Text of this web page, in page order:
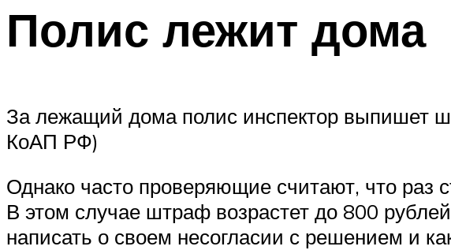
Полис лежит дома
За лежащий дома полис инспектор выпишет
КоАП РФ)
Однако часто проверяющие считают, что раз
В этом случае штраф возрастет до 800
написать о своем несогласии с решением и